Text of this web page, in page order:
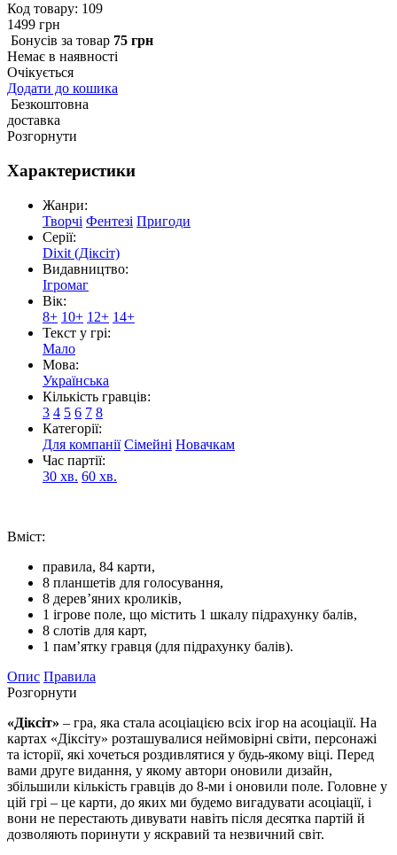
Код товару: 109
1499 грн
Бонусiв за товар 75 грн
Немає в наявності
Очікується
Додати до кошика
Безкоштовна
доставка
Розгорнути
Характеристики
Жанри:
Творчі Фентезі Пригоди
Серії:
Dixit (Діксіт)
Видавництво:
Ігромаг
Вік:
8+ 10+ 12+ 14+
Текст у грі:
Мало
Мова:
Українська
Кількість гравців:
3 4 5 6 7 8
Категорії:
Для компанії Сімейні Новачкам
Час партії:
30 хв. 60 хв.
Вміст:
правила, 84 карти,
8 планшетів для голосування,
8 дерев’яних кроликів,
1 ігрове поле, що містить 1 шкалу підрахунку балів,
8 слотів для карт,
1 пам’ятку гравця (для підрахунку балів).
Опис Правила
Розгорнути
«Діксіт» – гра, яка стала асоціацією всіх ігор на асоціації. На
картах «Діксіту» розташувалися неймовірні світи, персонажі
та історії, які хочеться роздивлятися у будь-якому віці. Перед
вами друге видання, у якому автори оновили дизайн,
збільшили кількість гравців до 8-ми і оновили поле. Головне у
цій грі – це карти, до яких ми будемо вигадувати асоціації, і
вони не перестають дивувати навіть після десятка партій й
дозволяють поринути у яскравий та незвичний світ.